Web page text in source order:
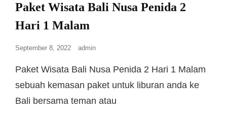
Paket Wisata Bali Nusa Penida 2
Hari 1 Malam
September 8, 2022 admin
Paket Wisata Bali Nusa Penida 2 Hari 1 Malam
sebuah kemasan paket untuk liburan anda ke
Bali bersama teman atau